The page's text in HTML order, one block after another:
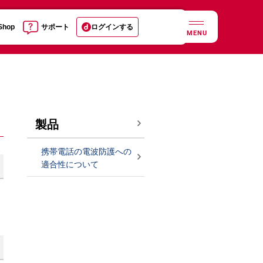
サポート ログインする
MENU
製品
携帯電話の電波防護への
適合性について